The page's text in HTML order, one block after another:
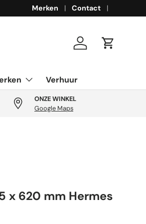
Merken Contact
Inloggen
Verhuur
ONZE WINKEL
Google Maps
x 620 mm Hermes